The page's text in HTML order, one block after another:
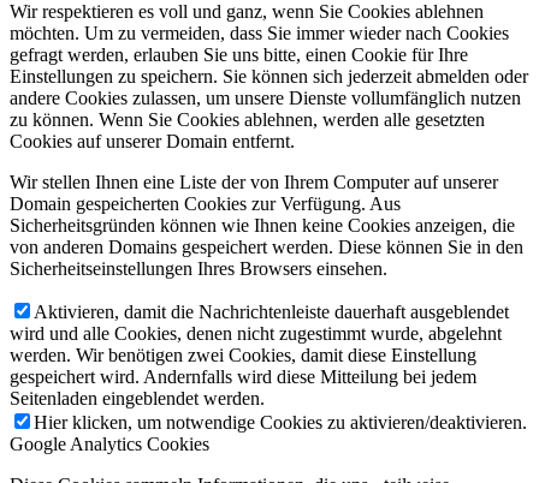
Wir respektieren es voll und ganz, wenn Sie Cookies ablehnen
möchten. Um zu vermeiden, dass Sie immer wieder nach Cookies
gefragt werden, erlauben Sie uns bitte, einen Cookie für Ihre
Einstellungen zu speichern. Sie können sich jederzeit abmelden oder
andere Cookies zulassen, um unsere Dienste vollumfänglich nutzen
zu können. Wenn Sie Cookies ablehnen, werden alle gesetzten
Cookies auf unserer Domain entfernt.
Wir stellen Ihnen eine Liste der von Ihrem Computer auf unserer
Domain gespeicherten Cookies zur Verfügung. Aus
Sicherheitsgründen können wie Ihnen keine Cookies anzeigen, die
von anderen Domains gespeichert werden. Diese können Sie in den
Sicherheitseinstellungen Ihres Browsers einsehen.
Aktivieren, damit die Nachrichtenleiste dauerhaft ausgeblendet
wird und alle Cookies, denen nicht zugestimmt wurde, abgelehnt
werden. Wir benötigen zwei Cookies, damit diese Einstellung
gespeichert wird. Andernfalls wird diese Mitteilung bei jedem
Seitenladen eingeblendet werden.
Hier klicken, um notwendige Cookies zu aktivieren/deaktivieren.
Google Analytics Cookies